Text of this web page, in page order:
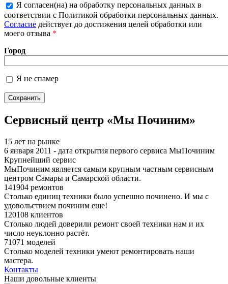
Более подробная информация о текстовых
форматах
Я согласен(на) на обработку персональных данных в
соответствии с Политикой обработки персональных данных.
Согласие действует до достижения целей обработки или
моего отзыва *
Город
Я не спамер
Я спамер
Сервисный центр «Мы Починим»
15 лет на рынке
6 января 2011 - дата открытия первого сервиса МыПочиним
Крупнейший сервис
МыПочиним является самым крупным частным сервисным
центром Самары и Самарской области.
141904 ремонтов
Столько единиц техники было успешно починено. И мы с
удовольствием починим еще!
120108 клиентов
Столько людей доверили ремонт своей техники нам и их
число неуклонно растёт.
71071 моделей
Столько моделей техники умеют ремонтировать наши
мастера.
Контакты
Наши довольные клиенты